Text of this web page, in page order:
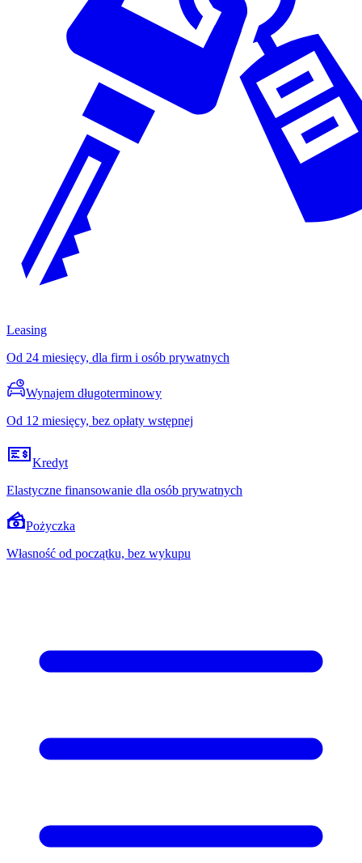
Leasing
Od 24 miesięcy, dla firm i osób prywatnych
Wynajem długoterminowy
Od 12 miesięcy, bez opłaty wstępnej
Kredyt
Elastyczne finansowanie dla osób prywatnych
Pożyczka
Własność od początku, bez wykupu